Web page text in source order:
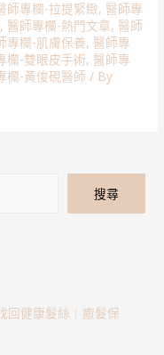
師專欄-拉提緊緻, 醫師專
, 醫師專欄-熱門文章, 醫師
專欄-肌膚保養, 醫師專
欄-雙眼皮手術, 醫師專
欄-黃俊硯醫師 / By
搜尋
回健康髮絲｜癒髮保